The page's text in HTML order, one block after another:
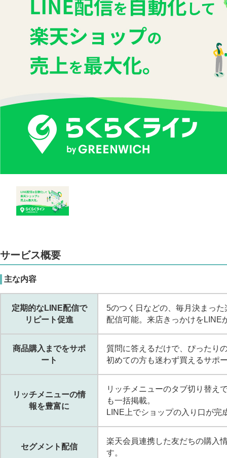
サービス概要
主な内容
定期的なLINE配信で
リピート促進
5のつく日などの、毎月決まっ
配信可能。来店きっかけをLINE
商品購入までをサポ
ート
質問に答えるだけで、ぴったり
初めての方も迷わず買えるサポ
リッチメニューの情
報を豊富に
リッチメニューのタブ切り替え
も一括掲載。
LINE上でショップの入り口が完
セグメント配信
楽天会員連携した友だちの購入
す。